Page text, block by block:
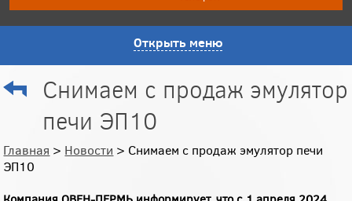
Открыть меню
Снимаем с продаж эмулятор
печи ЭП10
Главная > Новости > Снимаем с продаж эмулятор печи
ЭП10